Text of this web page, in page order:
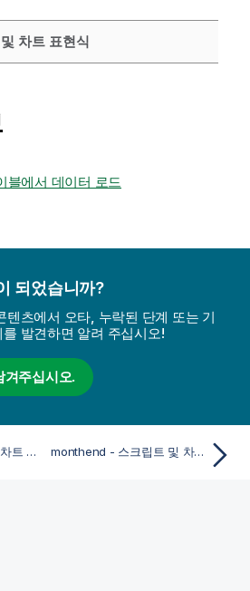
차트 표현식
블에서 데이터 로드
되었습니까?
텐츠에서 오타, 누락된 단계 또는 기
발견하면 알려 주십시오!
겨주십시오.
minute - 스크립트 및 차트 함수 monthend - 스크립트 및 차트 함수